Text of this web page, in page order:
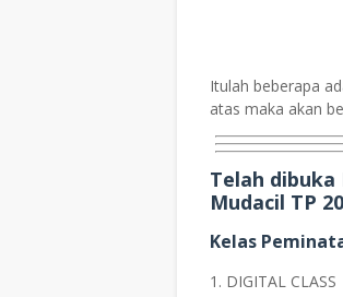
Itulah beberapa
atas maka akan
Telah dibuka
Mudacil TP
Kelas
DIGITAL CLASS